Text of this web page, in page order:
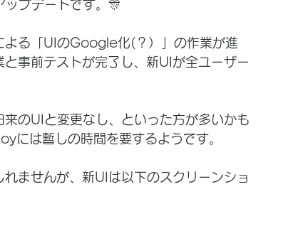
プデートです。🎊
よる「UIのGoogle化(？）」の作業が進
事前テストが完了し、新UIが全ユーザー
のUIと変更なし、といった方が多いかも
には暫しの時間を要するようです。
ませんが、新UIは以下のスクリーンショ